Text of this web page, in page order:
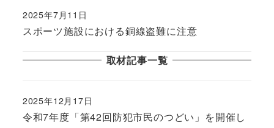
スポーツ施設における銅線盗難に注意
2025年7月11日
取材記事一覧
令和7年度「第42回防犯市民のつどい」を開催し
2025年12月17日